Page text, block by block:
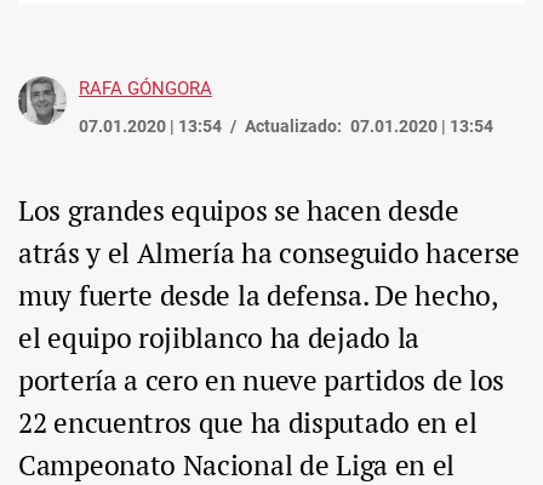
RAFA GÓNGORA
07.01.2020 | 13:54 Actualizado: 07.01.2020 | 13:54
Los grandes equipos se hacen desde
atrás y el Almería ha conseguido hacerse
muy fuerte desde la defensa. De hecho,
el equipo rojiblanco ha dejado la
portería a cero en nueve partidos de los
22 encuentros que ha disputado en el
Campeonato Nacional de Liga en el